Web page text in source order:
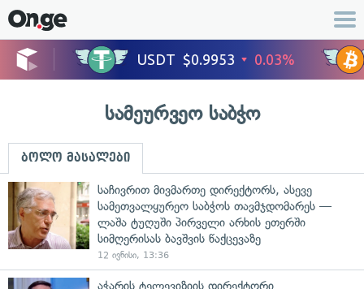
სამეურვეო საბჭო
ბოლო მასალები
საჩივრით მივმართე დირექტორს, ასევე
სამეთვალყურეო საბჭოს თავმჯდომარეს —
ლაშა ტუღუში პირველი არხის ეთერში
სიმღერისას ბავშვის წაქცევაზე
12 ივნისი, 13:36
აჭარის ტელევიზიის დირექტორი